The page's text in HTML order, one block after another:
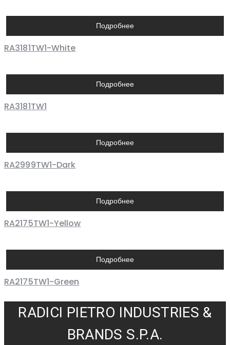
Подробнее
RA3181TW1-White
Подробнее
RA3181TW1
Подробнее
RA2999TW1-Dark
Подробнее
RA2175TW1-Yellow
Подробнее
RA2175TW1-Green
RADICI PIETRO INDUSTRIES &
BRANDS S.P.A.